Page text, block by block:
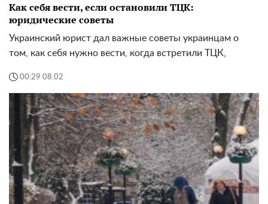
Как себя вести, если остановили ТЦК:
юридические советы
Украинский юрист дал важные советы украинцам о
том, как себя нужно вести, когда встретили ТЦК,
00:29 08.02